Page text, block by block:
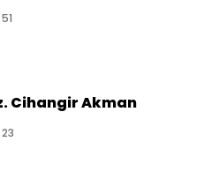
Cihangir Akman
23